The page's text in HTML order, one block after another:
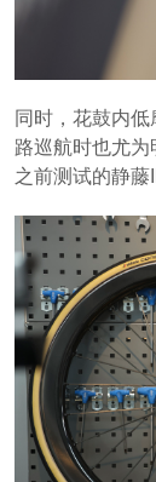
同时，花鼓内
路巡航时也尤
之前测试的静藤